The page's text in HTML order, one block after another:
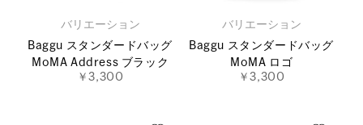
バリエーション
Baggu スタンダードバッグ
MoMA Address ブラック
￥3,300
バリエーション
Baggu スタンダードバッグ
MoMA ロゴ
￥3,300